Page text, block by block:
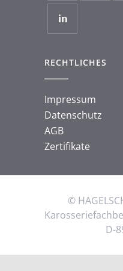
RECHTLICHES
Impressum
Datenschutz
AGB
Zertifikate
©
D-